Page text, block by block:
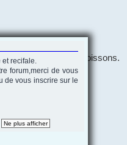
et recifale.
forum,merci de vous
de vous inscrire sur le
et pas mal de poissons.